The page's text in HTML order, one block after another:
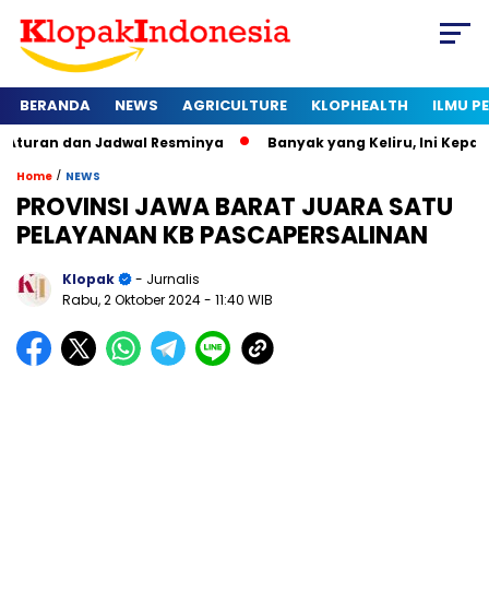
BERANDA NEWS AGRICULTURE KLOPHEALTH ILMU
Resminya Banyak yang Keliru, Ini Kepadatan Ideal
Home / NEWS
PROVINSI JAWA BARAT JUARA SATU
PELAYANAN KB PASCAPERSALINAN
Klopak
- Jurnalis
Rabu, 2 Oktober 2024- 11:40 WIB